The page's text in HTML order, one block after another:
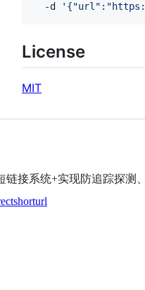
  -d
'
License
MIT
链接系统+实现防追踪探测
shorturl